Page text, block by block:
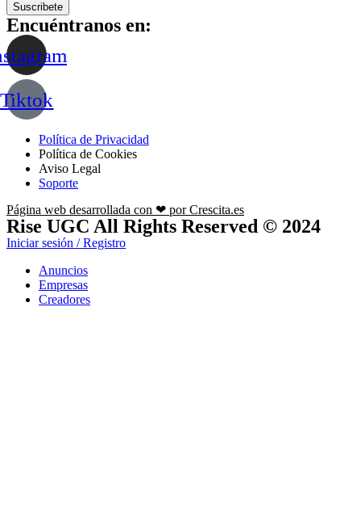
Suscribete
Encuéntranos en:
Tiktok
Política de Privacidad
Política de Cookies
Aviso Legal
Soporte
Página web desarrollada con ❤ por Crescita.es
Rise UGC All Rights Reserved © 2024
Iniciar sesión / Registro
Anuncios
Empresas
Creadores